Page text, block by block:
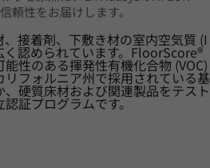
頼性をお届けします。
接着剤、下敷き材の室内空気質 (I
認められています。FloorScore®
性のある揮発性有機化合物 (VOC)
フォルニア州で採用されている基
硬質床材および関連製品をテスト
証プログラムです。